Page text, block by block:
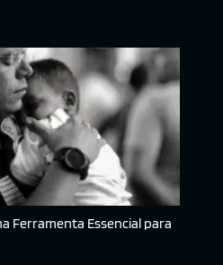
Ferramenta Essencial para